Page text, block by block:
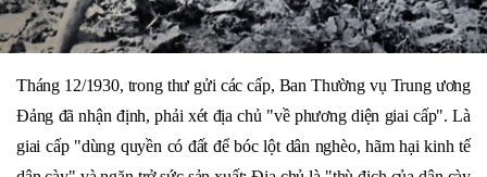
Tháng 12/1930, trong thư gửi các cấp, Ban Thường vụ Trung ương
Đảng đã nhận định, phải xét địa chủ "về phương diện giai cấp". Là
giai cấp "dùng quyền có đất để bóc lột dân nghèo, hãm hại kinh tế